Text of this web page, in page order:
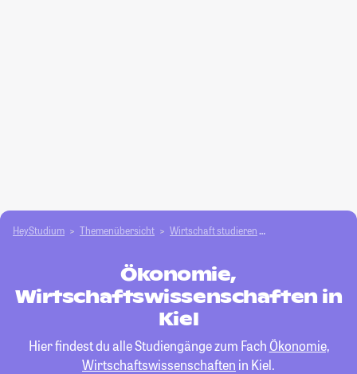
HeyStudium Themenübersicht Wirtschaft studieren
Ökonomie,
Wirtschaftswissenschaften in
Kiel
Hier findest du alle Studiengänge zum Fach Ökonomie,
Wirtschaftswissenschaften in Kiel.